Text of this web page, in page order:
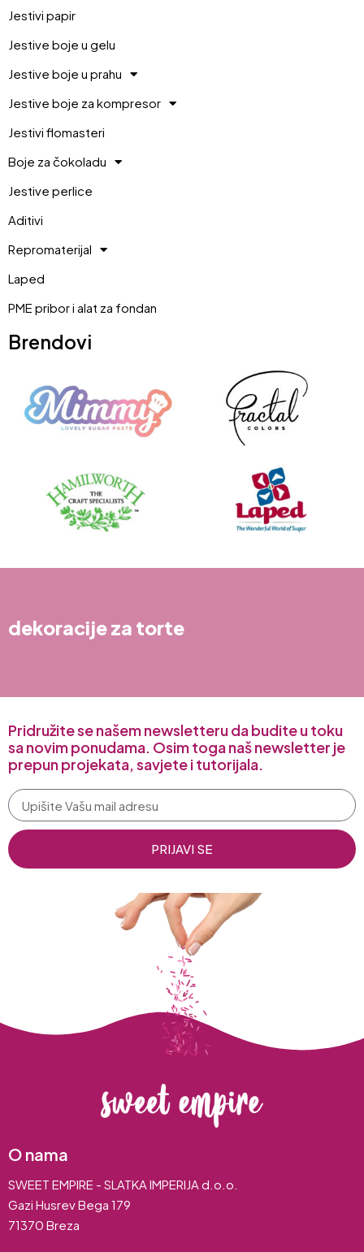
Jestivi papir
Jestive boje u gelu
Jestive boje u prahu
Jestive boje za kompresor
Jestivi flomasteri
Boje za čokoladu
Jestive perlice
Aditivi
Repromaterijal
Laped
PME pribor i alat za fondan
Brendovi
dekoracije za torte
Pridružite se našem newsletteru da budite u toku
sa novim ponudama. Osim toga naš newsletter je
prepun projekata, savjete i tutorijala.
PRIJAVI SE
O nama
SWEET EMPIRE - SLATKA IMPERIJA d.o.o.
Gazi Husrev Bega 179
71370 Breza